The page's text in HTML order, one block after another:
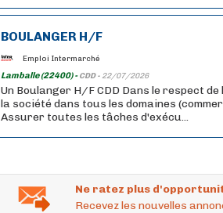
BOULANGER H/F
Emploi Intermarché
Lamballe (22400) -CDD - 22/07/2026
Un Boulanger H/F CDD Dans le respect
la société dans tous les domaines
Assurer toutes les tâches d'exécu...
Ne ratez plus
Recevez les nouvelles